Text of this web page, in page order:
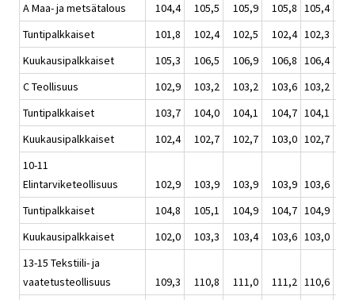
A Maa- ja metsätalous
104,4 105,5 105,9 105,8 105,4
Tuntipalkkaiset
101,8 102,4 102,5 102,4 102,3
Kuukausipalkkaiset
105,3 106,5 106,9 106,8 106,4
C Teollisuus
102,9 103,2 103,2 103,6 103,2
Tuntipalkkaiset
103,7 104,0 104,1 104,7 104,1
Kuukausipalkkaiset
102,4 102,7 102,7 103,0 102,7
10-11
Elintarviketeollisuus
102,9 103,9 103,9 103,9 103,6
Tuntipalkkaiset
104,8 105,1 104,9 104,7 104,9
Kuukausipalkkaiset
102,0 103,3 103,4 103,6 103,0
13-15 Tekstiili- ja
vaatetusteollisuus
109,3 110,8 111,0 111,2 110,6